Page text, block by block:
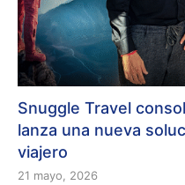
Snuggle Travel
lanza una nueva
viajero
21 mayo, 2026